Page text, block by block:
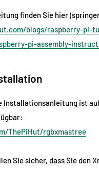
finden Sie hier
blogs/raspberry-pi-
pi-assembly-
Installationsanleitung ist
ThePiHut/rgbxmastree
Sie sicher, dass Sie den